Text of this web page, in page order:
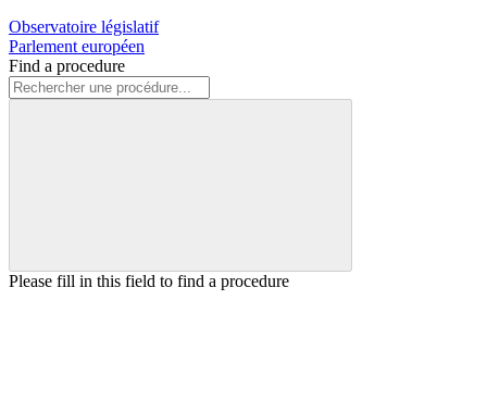
Observatoire législatif
Parlement européen
Find a procedure
Please fill in this field to find a procedure